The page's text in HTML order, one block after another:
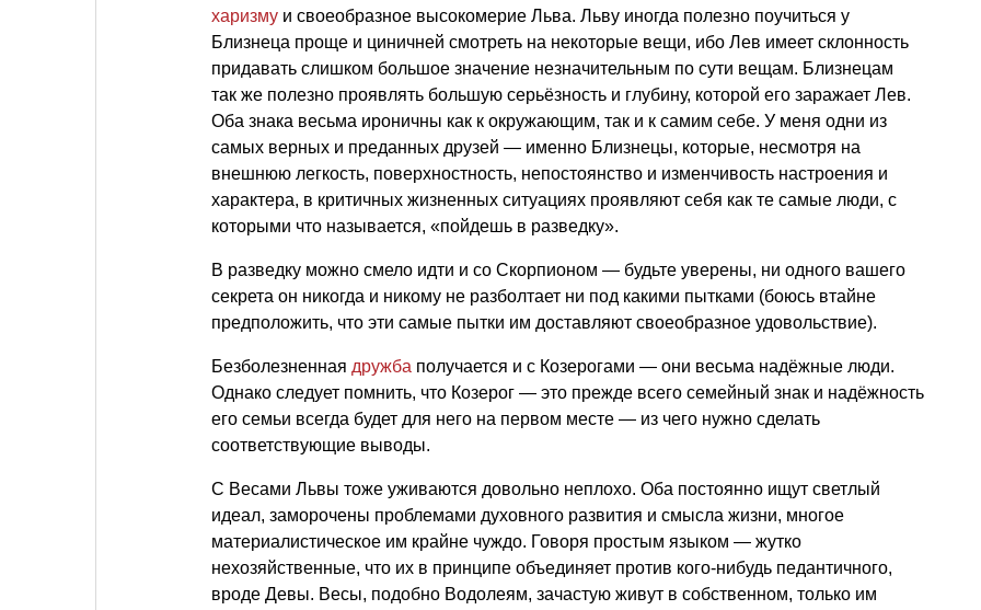
харизму и своеобразное высокомерие Льва. Льву иногда полезно поучиться у
Близнеца проще и циничней смотреть на некоторые вещи, ибо Лев имеет склонность
придавать слишком большое значение незначительным по сути вещам. Близнецам
так же полезно проявлять большую серьёзность и глубину, которой его заражает Лев.
Оба знака весьма ироничны как к окружающим, так и к самим себе. У меня одни из
самых верных и преданных друзей — именно Близнецы, которые, несмотря на
внешнюю легкость, поверхностность, непостоянство и изменчивость настроения и
характера, в критичных жизненных ситуациях проявляют себя как те самые люди, с
которыми что называется, «пойдешь в разведку».
В разведку можно смело идти и со Скорпионом — будьте уверены, ни одного вашего
секрета он никогда и никому не разболтает ни под какими пытками (боюсь втайне
предположить, что эти самые пытки им доставляют своеобразное удовольствие).
Безболезненная дружба получается и с Козерогами — они весьма надёжные люди.
Однако следует помнить, что Козерог — это прежде всего семейный знак и надёжность
его семьи всегда будет для него на первом месте — из чего нужно сделать
соответствующие выводы.
С Весами Львы тоже уживаются довольно неплохо. Оба постоянно ищут светлый
идеал, заморочены проблемами духовного развития и смысла жизни, многое
материалистическое им крайне чуждо. Говоря простым языком — жутко
нехозяйственные, что их в принципе объединяет против кого-нибудь педантичного,
вроде Девы. Весы, подобно Водолеям, зачастую живут в собственном, только им